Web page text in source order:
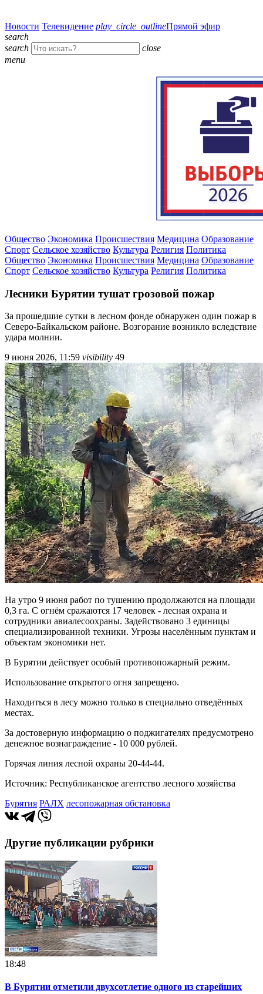
Новости Телевидение play_circle_outlineПрямой эфир
search
search
close
menu
Общество Экономика Происшествия Медицина Образование
Спорт Сельское хозяйство Культура Религия Политика
Общество Экономика Происшествия Медицина Образование
Спорт Сельское хозяйство Культура Религия Политика
Лесники Бурятии тушат грозовой пожар
За прошедшие сутки в лесном фонде обнаружен один пожар в
Северо-Байкальском районе. Возгорание возникло вследствие
удара молнии.
9 июня 2026, 11:59 visibility 49
На утро 9 июня работ по тушению продолжаются на площади
0,3 га. С огнём сражаются 17 человек - лесная охрана и
сотрудники авиалесоохраны. Задействовано 3 единицы
специализированной техники. Угрозы населённым пунктам и
объектам экономики нет.
В Бурятии действует особый противопожарный режим.
Использование открытого огня запрещено.
Находиться в лесу можно только в специально отведённых
местах.
За достоверную информацию о поджигателях предусмотрено
денежное вознаграждение - 10 000 рублей.
Горячая линия лесной охраны 20-44-44.
Источник: Республиканское агентство лесного хозяйства
Бурятия РАЛХ лесопожарная обстановка
Другие публикации рубрики
18:48
В Бурятии отметили двухсотлетие одного из старейших